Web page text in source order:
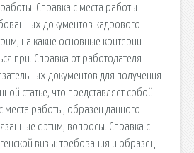
работы. Справка с места работы —
документов кадрового
на какие основные критерии
при. Справка от работодателя
документов для получения
статье, что представляет собой
места работы, образец данного
с этим, вопросы. Справка с
визы: требования и образец.